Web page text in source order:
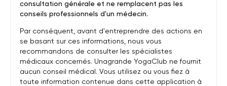
consultation générale et ne remplacent pas les
conseils professionnels d'un médecin.
Par conséquent, avant d'entreprendre des actions en
se basant sur ces informations, nous vous
recommandons de consulter les spécialistes
médicaux concernés. Unagrande YogaClub ne fournit
aucun conseil médical. Vous utilisez ou vous fiez à
toute information contenue dans cette application à